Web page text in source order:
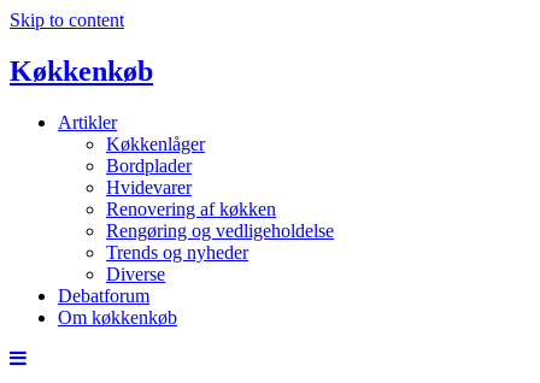
Skip to content
Køkkenkøb
Artikler
Køkkenlåger
Bordplader
Hvidevarer
Renovering af køkken
Rengøring og vedligeholdelse
Trends og nyheder
Diverse
Debatforum
Om køkkenkøb